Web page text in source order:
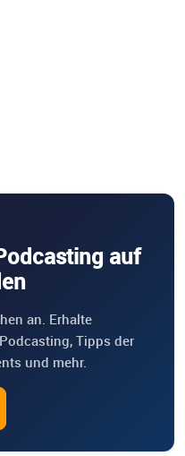
auf
an. Erhalte
Tipps der
und mehr.